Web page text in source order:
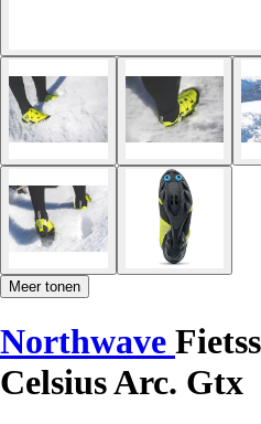
Meer tonen
Northwave
Celsius Arc. Gtx